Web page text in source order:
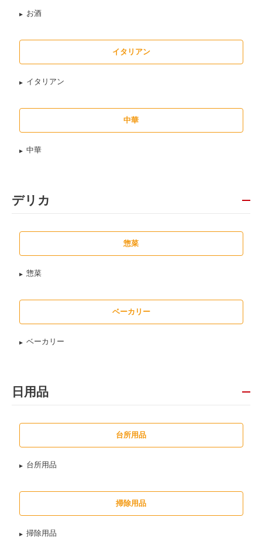
お酒
イタリアン
イタリアン
中華
中華
デリカ
惣菜
惣菜
ベーカリー
ベーカリー
日用品
台所用品
台所用品
掃除用品
掃除用品